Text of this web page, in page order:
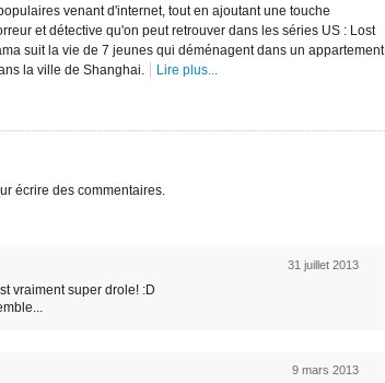
venant d'internet, tout en ajoutant une touche
et détective qu'on peut retrouver dans les séries US : Lost
suit la vie de 7 jeunes qui déménagent dans un appartement
la ville de Shanghai.
Lire plus...
écrire des commentaires.
31 juillet 2013
vraiment super drole! :D
9 mars 2013